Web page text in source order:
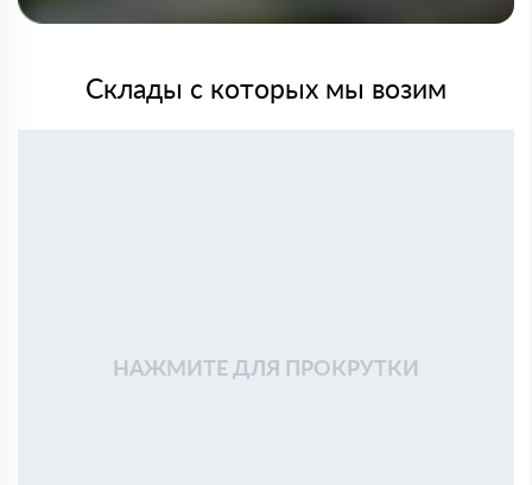
Склады с которых мы возим
НАЖМИТЕ ДЛЯ ПРОКРУТКИ